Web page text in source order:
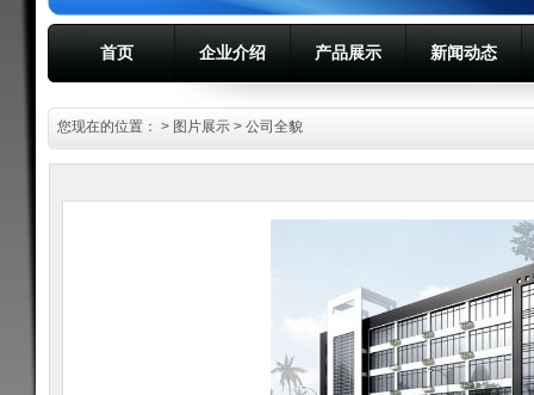
首页 企业介绍 产品展示 新闻动态
您现在的位置： > 图片展示 > 公司全貌